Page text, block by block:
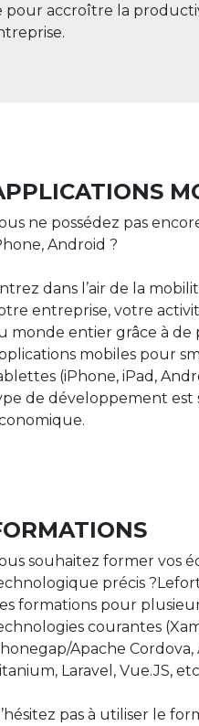
pour accroître la
ne possédez pas
Android ?
dans l’air de la
entreprise, votre
monde entier grâce à de
mobiles pour
(iPhone, iPad,
de développement est
souhaitez former vos
précis
formations pour
courantes
Apache
Laravel, Vue.JS,
pas à utiliser le